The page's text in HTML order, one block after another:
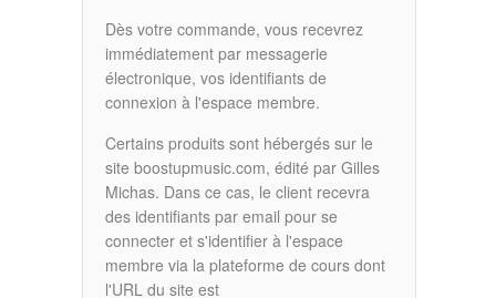
Dès votre commande, vous recevrez
immédiatement par messagerie
électronique, vos identifiants de
connexion à l'espace membre.
Certains produits sont hébergés sur le
site boostupmusic.com, édité par Gilles
Michas. Dans ce cas, le client recevra
des identifiants par email pour se
connecter et s'identifier à l'espace
membre via la plateforme de cours dont
l'URL du site est